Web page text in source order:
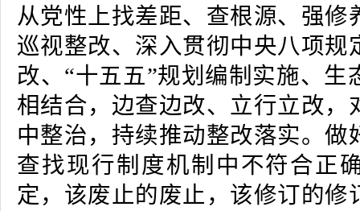
从党性上找差距、查根源、强修
巡视整改、深入贯彻中央八项规
改、“十五五”规划编制实施、生
相结合，边查边改、立行立改，
中整治，持续推动整改落实。做
查找现行制度机制中不符合正
定，该废止的废止，该修订的修